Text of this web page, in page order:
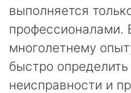
выполняется
профессионалами.
многолетнему
быстро
неисправности и